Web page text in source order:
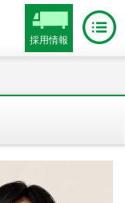
採用情報